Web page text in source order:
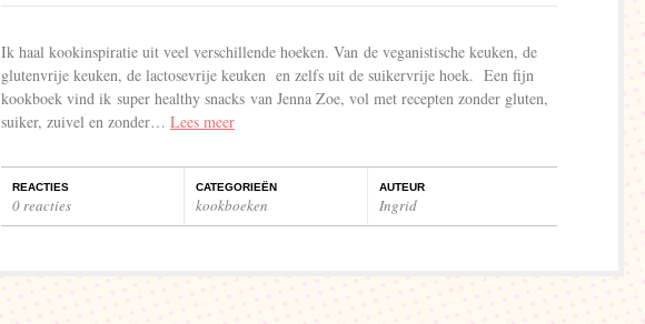
Ik haal kookinspiratie uit veel verschillende hoeken. Van de veganistische keuken, de
glutenvrije keuken, de lactosevrije keuken en zelfs uit de suikervrije hoek. Een fijn
kookboek vind ik super healthy snacks van Jenna Zoe, vol met recepten zonder gluten,
suiker, zuivel en zonder… Lees meer
REACTIES
0 reacties
CATEGORIEËN
kookboeken
AUTEUR
Ingrid